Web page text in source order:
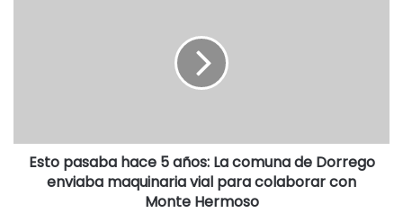
Destacadas
Esto pasaba hace 5 años: La comuna de Dorrego
enviaba maquinaria vial para colaborar con
Monte Hermoso